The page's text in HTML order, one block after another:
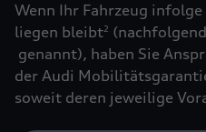
Wenn Ihr Fahrzeug
liegen bleibt2
genannt), haben Sie
der Audi
soweit deren jeweilige